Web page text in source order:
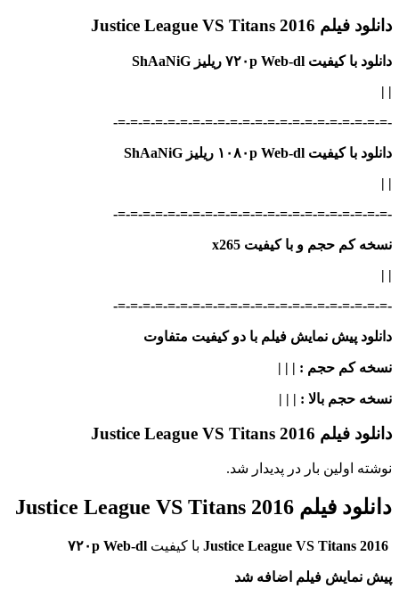
دانلود فیلم Justice League VS Titans 2016
دانلود با کیفیت ۷۲۰p Web-dl ریلیز ShAaNiG
| |
-=-=-=-=-=-=-=-=-=-=-=-=-=-=-=-=-=-=-=-=-=-=-
دانلود با کیفیت ۱۰۸۰p Web-dl ریلیز ShAaNiG
| |
-=-=-=-=-=-=-=-=-=-=-=-=-=-=-=-=-=-=-=-=-=-=-
نسخه کم حجم و با کیفیت x265
| |
-=-=-=-=-=-=-=-=-=-=-=-=-=-=-=-=-=-=-=-=-=-=-
دانلود پیش نمایش فیلم با دو کیفیت متفاوت
نسخه کم حجم : | | |
نسخه حجم بالا : | | |
دانلود فیلم Justice League VS Titans 2016
نوشته اولین بار در پدیدار شد.
دانلود فیلم Justice League VS Titans 2016
Justice League VS Titans 2016 با کیفیت ۷۲۰p Web-dl
پیش نمایش فیلم اضافه شد